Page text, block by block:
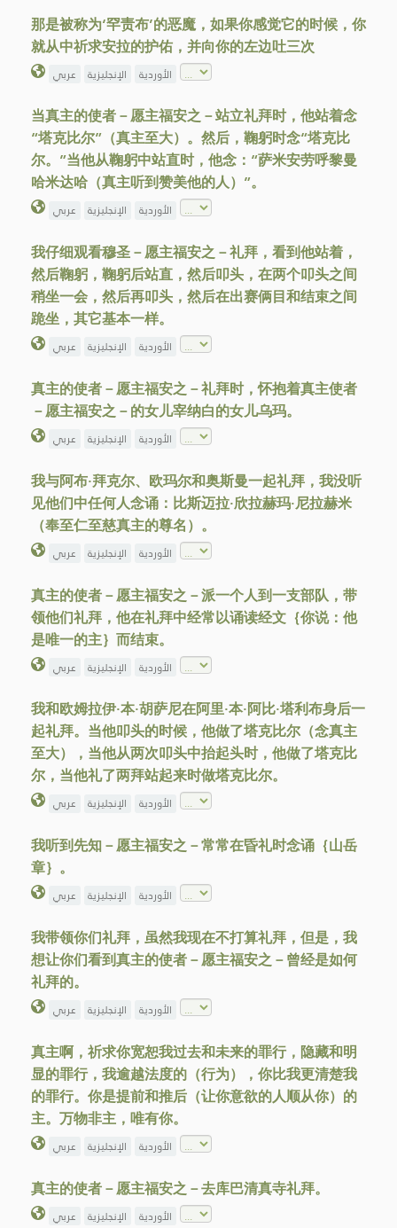
那是被称为‘罕责布’的恶魔，如果你感觉它的时候，你
就从中祈求安拉的护佑，并向你的左边吐三次
عربي الإنجليزية الأوردية
当真主的使者－愿主福安之－站立礼拜时，他站着念
“塔克比尔”（真主至大）。然后，鞠躬时念“塔克比
尔。”当他从鞠躬中站直时，他念：“萨米安劳呼黎曼
哈米达哈（真主听到赞美他的人）”。
عربي الإنجليزية الأوردية
我仔细观看穆圣－愿主福安之－礼拜，看到他站着，
然后鞠躬，鞠躬后站直，然后叩头，在两个叩头之间
稍坐一会，然后再叩头，然后在出赛俩目和结束之间
跪坐，其它基本一样。
عربي الإنجليزية الأوردية
真主的使者－愿主福安之－礼拜时，怀抱着真主使者
－愿主福安之－的女儿宰纳白的女儿乌玛。
عربي الإنجليزية الأوردية
我与阿布·拜克尔、欧玛尔和奥斯曼一起礼拜，我没听
见他们中任何人念诵：比斯迈拉·欣拉赫玛·尼拉赫米
（奉至仁至慈真主的尊名）。
عربي الإنجليزية الأوردية
真主的使者－愿主福安之－派一个人到一支部队，带
领他们礼拜，他在礼拜中经常以诵读经文｛你说：他
是唯一的主｝而结束。
عربي الإنجليزية الأوردية
我和欧姆拉伊·本·胡萨尼在阿里·本·阿比·塔利布身后一
起礼拜。当他叩头的时候，他做了塔克比尔（念真主
至大），当他从两次叩头中抬起头时，他做了塔克比
尔，当他礼了两拜站起来时做塔克比尔。
عربي الإنجليزية الأوردية
我听到先知－愿主福安之－常常在昏礼时念诵｛山岳
章｝。
عربي الإنجليزية الأوردية
我带领你们礼拜，虽然我现在不打算礼拜，但是，我
想让你们看到真主的使者－愿主福安之－曾经是如何
礼拜的。
عربي الإنجليزية الأوردية
真主啊，祈求你宽恕我过去和未来的罪行，隐藏和明
显的罪行，我逾越法度的（行为），你比我更清楚我
的罪行。你是提前和推后（让你意欲的人顺从你）的
主。万物非主，唯有你。
عربي الإنجليزية الأوردية
真主的使者－愿主福安之－去库巴清真寺礼拜。
عربي الإنجليزية الأوردية